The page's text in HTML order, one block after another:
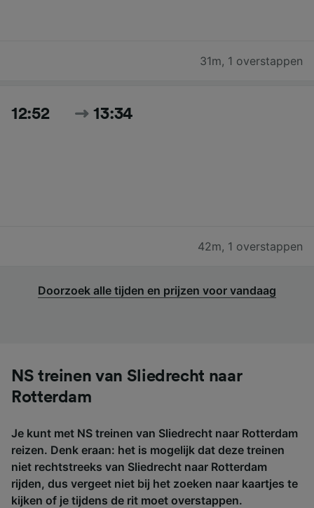
31m, 1 overstappen
12:52 13:34
42m, 1 overstappen
Doorzoek alle tijden en prijzen voor vandaag
NS treinen van Sliedrecht naar
Rotterdam
Je kunt met NS treinen van Sliedrecht naar Rotterdam
reizen. Denk eraan: het is mogelijk dat deze treinen
niet rechtstreeks van Sliedrecht naar Rotterdam
rijden, dus vergeet niet bij het zoeken naar kaartjes te
kijken of je tijdens de rit moet overstappen.